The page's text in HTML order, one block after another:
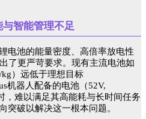
智能管理不足
电池的能量密度、高倍率放电性
了更严苛要求。现有主流电池如
）远低于理想目标
机器人配备的电池（52V,
，难以满足其高能耗与长时间任务
突破以解决这一根本问题。